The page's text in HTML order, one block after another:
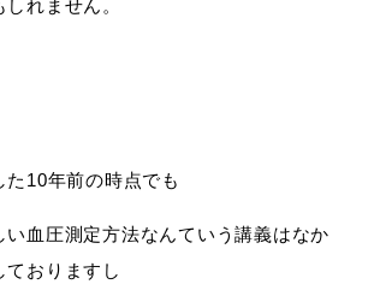
れません。
10年前の時点でも
い血圧測定方法なんていう講義はなか
ておりますし